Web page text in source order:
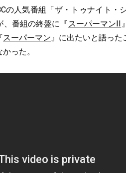
の人気番組「ザ・トゥナイト・
、番組の終盤に『スーパーマンII
スーパーマン』に出たいと語っ
った。